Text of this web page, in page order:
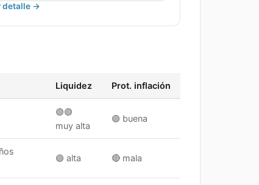
detalle →
Liquidez Prot. inflación
🟢🟢
muy alta
🟢 buena
🟢 alta 🔴 mala